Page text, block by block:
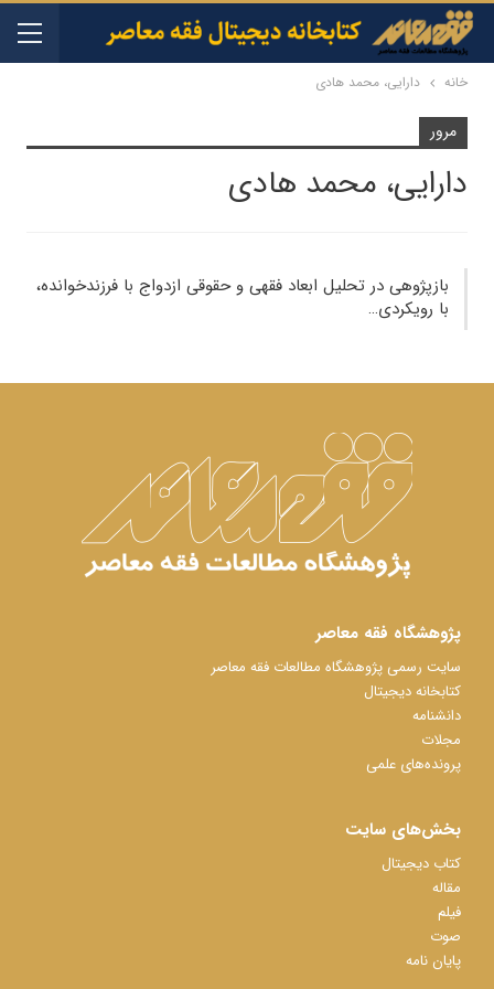
خانه دارایی، محمد هادی
مرور
دارایی، محمد هادی
بازپژوهی در تحلیل ابعاد فقهی و حقوقی ازدواج با فرزندخوانده،
با رویکردی…
پژوهشگاه فقه معاصر
سایت رسمی پژوهشگاه مطالعات فقه معاصر
کتابخانه دیجیتال
دانشنامه
مجلات
پرونده‌های علمی
بخش‌های سایت
کتاب دیجیتال
مقاله
فیلم
صوت
پایان نامه